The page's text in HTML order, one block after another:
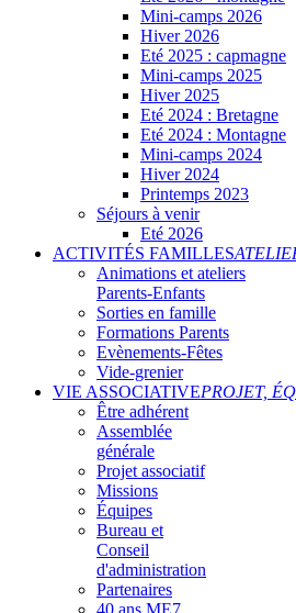
Mini-camps 2026
Hiver 2026
Eté 2025 : capmagne
Mini-camps 2025
Hiver 2025
Eté 2024 : Bretagne
Eté 2024 : Montagne
Mini-camps 2024
Hiver 2024
Printemps 2023
Séjours à venir
Eté 2026
ACTIVITÉS FAMILLES
Animations et ateliers
Parents-Enfants
Sorties en famille
Formations Parents
Evènements-Fêtes
Vide-grenier
VIE ASSOCIATIVEPROJET,
Être adhérent
Assemblée
générale
Projet associatif
Missions
Équipes
Bureau et
Conseil
d'administration
Partenaires
40 ans ME7